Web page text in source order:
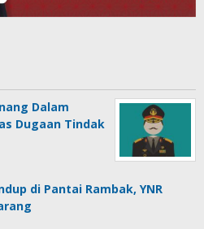
Dalam
Dugaan Tindak
di Pantai Rambak, YNR